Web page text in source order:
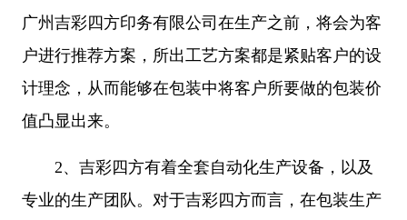
广州吉彩四方印务有限公司在生产之前，将会为客
户进行推荐方案，所出工艺方案都是紧贴客户的设
计理念，从而能够在包装中将客户所要做的包装价
值凸显出来。
2、吉彩四方有着全套自动化生产设备，以及
专业的生产团队。对于吉彩四方而言，在包装生产